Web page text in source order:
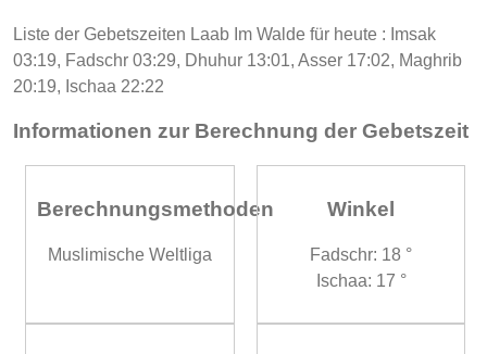
Liste der Gebetszeiten Laab Im Walde für heute : Imsak
03:19, Fadschr 03:29, Dhuhur 13:01, Asser 17:02, Maghrib
20:19, Ischaa 22:22
Informationen zur Berechnung der Gebetszeit
Berechnungsmethoden
Muslimische Weltliga
Winkel
Fadschr: 18 °
Ischaa: 17 °